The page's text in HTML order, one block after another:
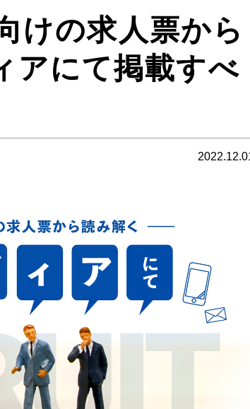
けの求人票から
アにて掲載すべ